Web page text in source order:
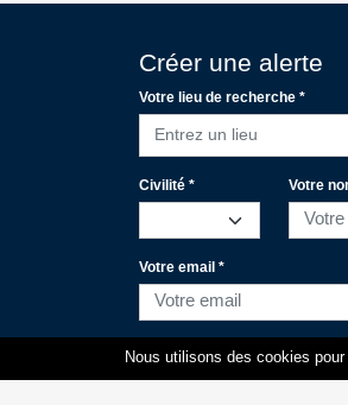
Créer une alerte
Votre lieu de recherche *
Entrez un lieu
Civilité * Votre
Votre email *
Votre portable
Nous utilisons des cookies